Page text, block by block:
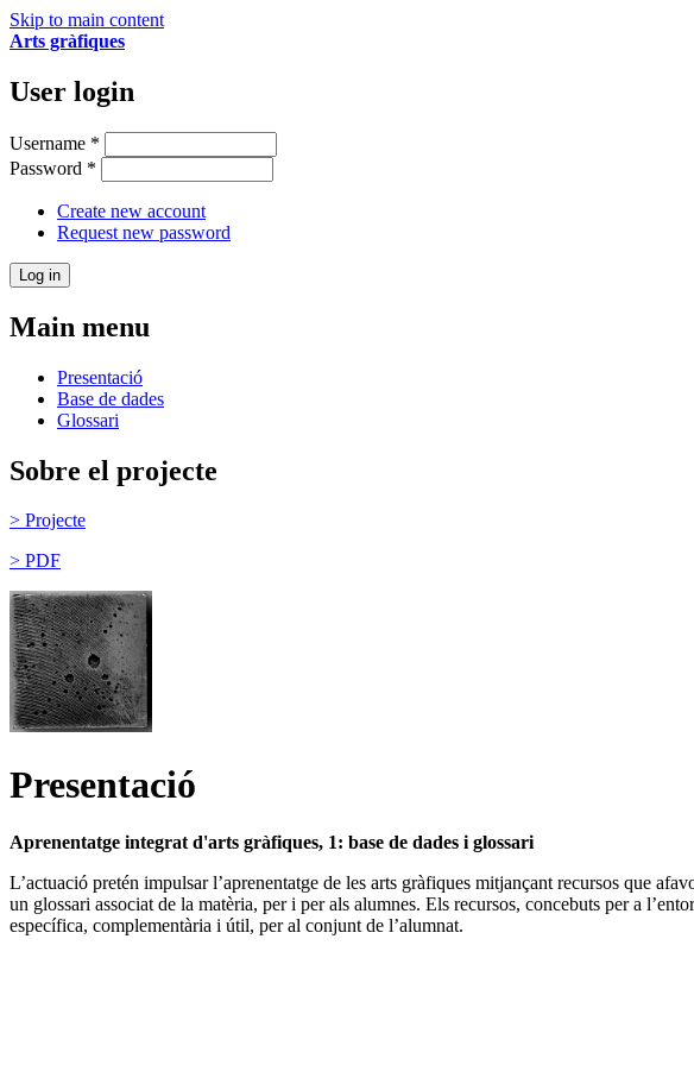
Skip to main content
Arts gràfiques
User login
Username *
Password *
Create new account
Request new password
Main menu
Presentació
Base de dades
Glossari
Sobre el projecte
> Projecte
> PDF
Presentació
Aprenentatge integrat d'arts gràfiques, 1: base de dades i glossari
L’actuació pretén impulsar l’aprenentatge de les arts gràfiques mitjançant recursos que
un glossari associat de la matèria, per i per als alumnes. Els recursos, concebuts per a
específica, complementària i útil, per al conjunt de l’alumnat.